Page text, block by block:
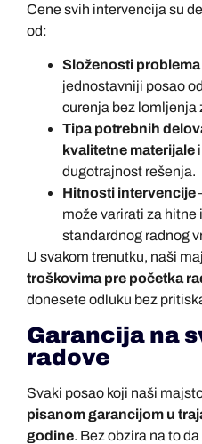
Cene svih intervencija su
od:
Složenosti problema
jednostavniji posao
curenja bez lomljenja
Tipa potrebnih
kvalitetne materijale
dugotrajnost rešenja.
Hitnosti intervencije
može varirati za hitne
standardnog radnog
U svakom trenutku, naši
troškovima pre početka
donesete odluku bez
Garancija na
radove
Svaki posao koji naši
pisanom garancijom u
godine. Bez obzira na to